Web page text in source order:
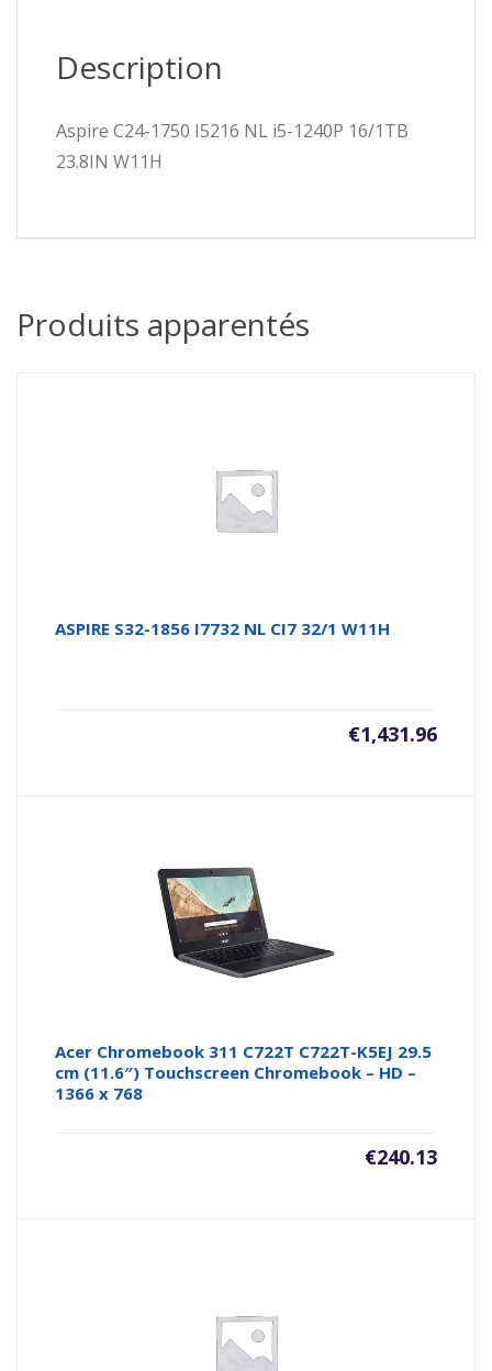
Description
Aspire C24-1750 I5216 NL i5-1240P 16/1TB
23.8IN W11H
Produits apparentés
ASPIRE S32-1856 I7732 NL CI7 32/1 W11H
€1,431.96
Acer Chromebook 311 C722T C722T-K5EJ 29.5
cm (11.6″) Touchscreen Chromebook – HD –
1366 x 768
€240.13